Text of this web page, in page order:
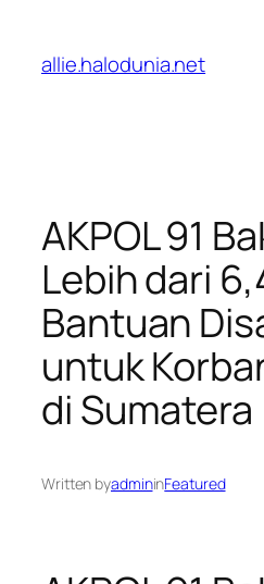
konten
allie.halodunia.net
AKPOL 91
Lebih dari
Bantuan
untuk
di Sumatera
Written byadmininFeatured